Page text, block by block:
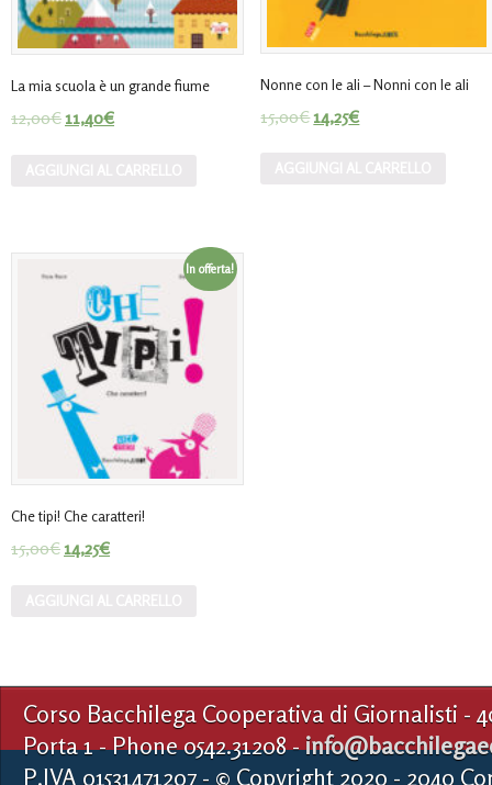
La mia scuola è un grande fiume
12,00€11,40€
Nonne con le ali – Nonni con le ali
15,00€14,25€
In offerta!
Che tipi! Che caratteri!
15,00€14,25€
Corso Bacchilega Cooperativa di Giornalisti -
Porta 1 - Phone 0542.31208 -
P.IVA 01531471207 - © Copyright 2020 - 2040